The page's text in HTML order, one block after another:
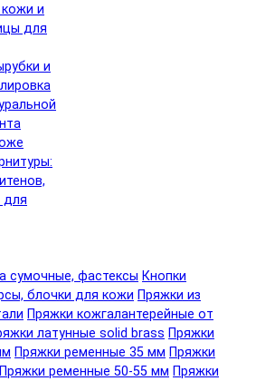
и
для
и
сумочные, фастексы Кнопки
блочки для кожи Пряжки из
Пряжки кожгалантерейные от
латунные solid brass Пряжки
Пряжки ременные 35 мм Пряжки
Пряжки ременные 50-55 мм Пряжки